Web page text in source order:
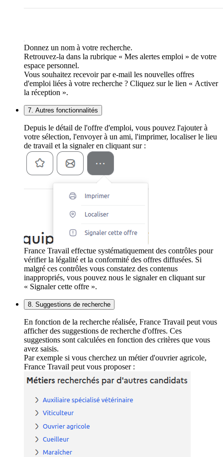
Donnez un nom à votre recherche.
Retrouvez-la dans la rubrique « Mes alertes emploi » de votre
espace personnel.
Vous souhaitez recevoir par e-mail les nouvelles offres
d'emploi liées à votre recherche ? Cliquez sur le lien « Activer
la réception ».
7. Autres fonctionnalités
Depuis le détail de l'offre d'emploi, vous pouvez l'ajouter à
votre sélection, l'envoyer à un ami, l'imprimer, localiser le lieu
de travail et la signaler en cliquant sur :
France Travail effectue systématiquement des contrôles pour
vérifier la légalité et la conformité des offres diffusées. Si
malgré ces contrôles vous constatez des contenus
inappropriés, vous pouvez nous le signaler en cliquant sur
« Signaler cette offre ».
8. Suggestions de recherche
En fonction de la recherche réalisée, France Travail peut vous
afficher des suggestions de recherche d'offres. Ces
suggestions sont calculées en fonction des critères que vous
avez saisis.
Par exemple si vous cherchez un métier d'ouvrier agricole,
France Travail peut vous proposer :